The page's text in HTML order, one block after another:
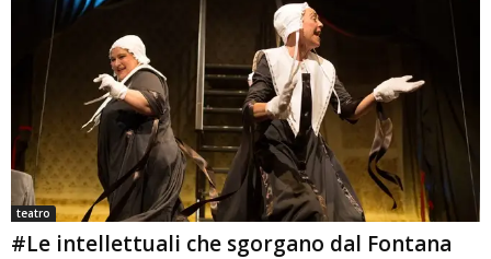
teatro
#Le intellettuali che sgorgano dal Fontana